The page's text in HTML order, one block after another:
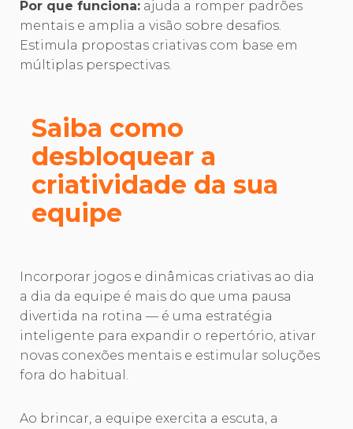
Por que funciona: ajuda a romper padrões
mentais e amplia a visão sobre desafios.
Estimula propostas criativas com base em
múltiplas perspectivas.
Saiba como
desbloquear a
criatividade da sua
equipe
Incorporar jogos e dinâmicas criativas ao dia
a dia da equipe é mais do que uma pausa
divertida na rotina — é uma estratégia
inteligente para expandir o repertório, ativar
novas conexões mentais e estimular soluções
fora do habitual.
Ao brincar, a equipe exercita a escuta, a